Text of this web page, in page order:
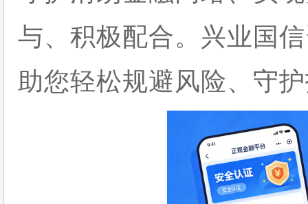
与、积极配合。兴业国
助您轻松规避风险、守